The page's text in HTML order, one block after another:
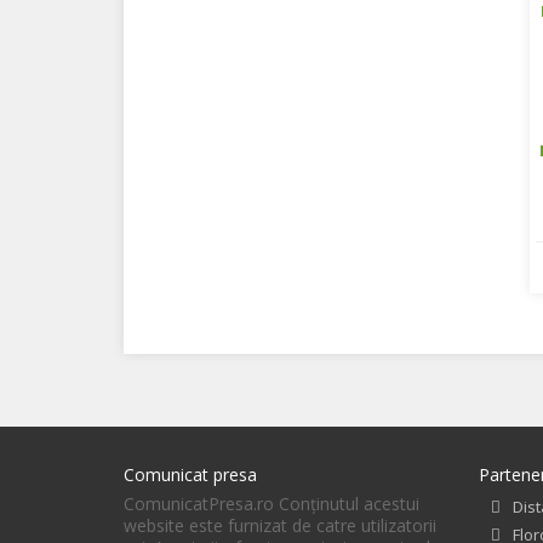
Comunicat presa
ComunicatPresa.ro Conţinutul acestui
website este furnizat de catre utilizatorii